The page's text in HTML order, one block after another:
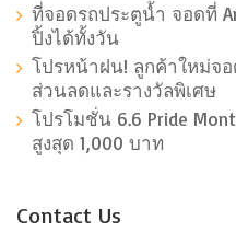
ที่จอดรถประตูน้ำ จอดที่
ปิ้งได้ทั้งวัน
โปรหน้าฝน! ลูกค้าใหม่จอ
ส่วนลดและรางวัลพิเศษ
โปรโมชั่น 6.6 Pride
สูงสุด 1,000 บาท
Contact Us